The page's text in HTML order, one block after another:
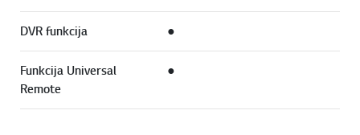
DVR funkcija ●
Funkcija Universal
Remote
●